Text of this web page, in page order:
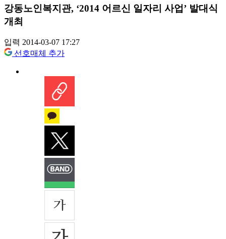
강동노인복지관, ‘2014 어르신 일자리 사업’ 발대식
개최
입력 2014-03-07 17:27
선호매체 추가